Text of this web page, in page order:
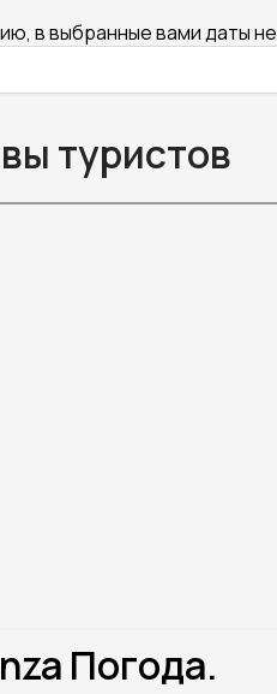
в выбранные вами даты
туристов
Погода.